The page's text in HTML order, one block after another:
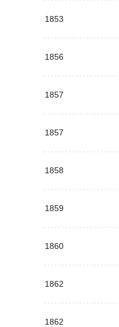
1853
1856
1857
1857
1858
1859
1860
1862
1862